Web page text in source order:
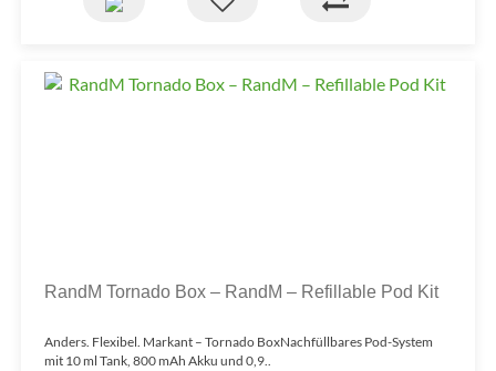
RandM Tornado Box – RandM – Refillable Pod Kit
Anders. Flexibel. Markant – Tornado BoxNachfüllbares Pod-System
mit 10 ml Tank, 800 mAh Akku und 0,9..